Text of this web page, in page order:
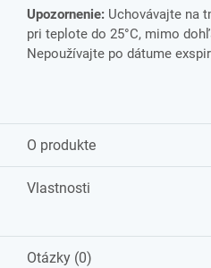
Upozornenie: Uchovávajte na
pri teplote do 25°C, mimo
Nepoužívajte po dátume
O produkte
Vlastnosti
Otázky (0)